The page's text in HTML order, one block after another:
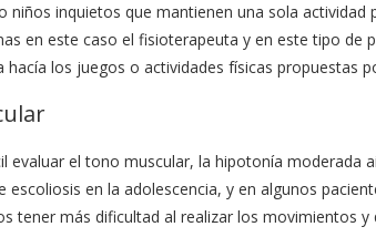
inquietos que mantienen una sola actividad
en este caso el fisioterapeuta y en este tipo de
los juegos o actividades físicas propuestas
evaluar el tono muscular, la hipotonía moderada
escoliosis en la adolescencia, y en algunos
tener más dificultad al realizar los movimientos y